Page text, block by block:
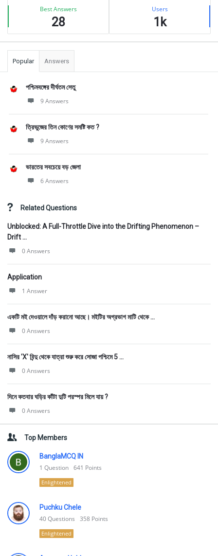
Best Answers
28
Users
1k
Popular Answers
পশ্চিমবঙ্গের দীর্ঘতম সেতু
9 Answers
ত্রিভুজের তিন কোণের সমষ্টি কত ?
9 Answers
ভারতের সবচেয়ে বড় জেলা
6 Answers
Related Questions
Unblocked: A Full-Throttle Dive into the Drifting Phenomenon –
Drift ...
0 Answers
Application
1 Answer
একটি মই দেওয়ালে দাঁড় করানাে আছে। মইটির অগ্রভাগ মাটি থেকে ...
0 Answers
নাসির 'X' বিন্দু থেকে যাত্রা শুরু করে সােজা পশ্চিমে 5 ...
0 Answers
দিনে কতবার ঘড়ির কাঁটা দুটি পরস্পর মিলে যায় ?
0 Answers
Top Members
BanglaMCQ IN
1 Question 641 Points
Enlightened
Puchku Chele
40Questions 358 Points
Enlightened